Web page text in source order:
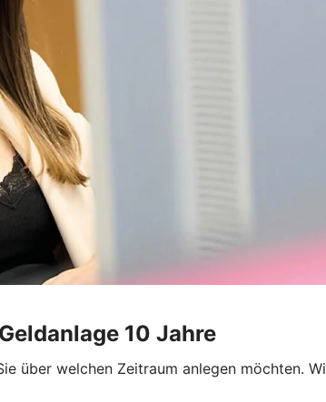
10 Jahre
über welchen Zeitraum anlegen möchten.